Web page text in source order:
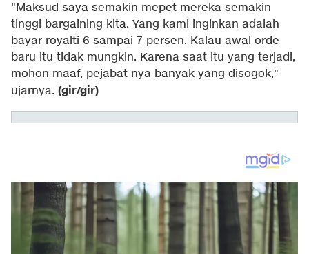
"Maksud saya semakin mepet mereka semakin
tinggi bargaining kita. Yang kami inginkan adalah
bayar royalti 6 sampai 7 persen. Kalau awal orde
baru itu tidak mungkin. Karena saat itu yang terjadi,
mohon maaf, pejabat nya banyak yang disogok,"
ujarnya. (gir/gir)